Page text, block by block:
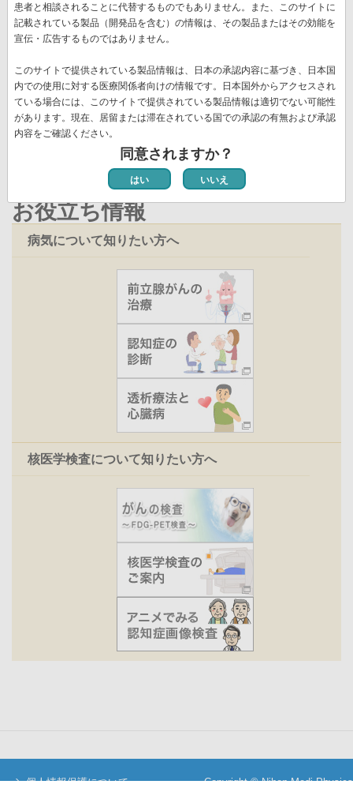
ペ
ー
ジ先
頭
ペ
ー
ジ
« 最初
前
ペ
ー
ジ
‹‹
ペ
ー
ジ
12
ペ
ー
ジ
13
ペ
ジ
14
ペ
ジ
15
ペ
ジ
16
ペ
ジ
17
ー
ジ
ー
ジ
レ
ン
ト
ー
ジ
新着情報一覧
お役立ち情報
病気について知りたい方へ
核医学検査について知りたい方へ
個人情報保護について
Copyright © Nihon Medi-Physics
患者と相談されることに代替するものでもありません。また、このサイトに
記載されている製品（開発品を含む）の情報は、その製品またはその効能を
宣伝・広告するものではありません。
このサイトで提供されている製品情報は、日本の承認内容に基づき、日本国
内での使用に対する医療関係者向けの情報です。日本国外からアクセスされ
ている場合には、このサイトで提供されている製品情報は適切でない可能性
があります。現在、居留または滞在されている国での承認の有無および承認
内容をご確認ください。
同意されますか？
はい いいえ